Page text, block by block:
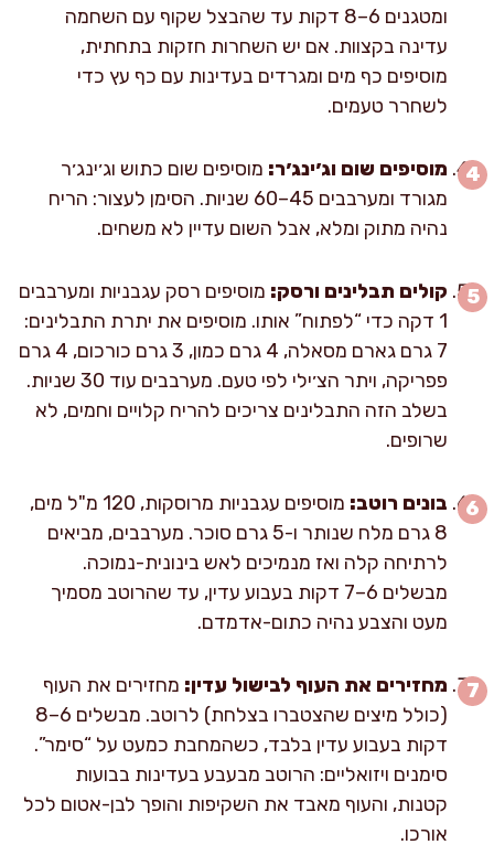
ומטגנים 6–8 דקות עד שהבצל שקוף עם השחמה
עדינה בקצוות. אם יש השחרות חזקות בתחתית,
מוסיפים כף מים ומגרדים בעדינות עם כף עץ כדי
לשחרר טעמים.
מוסיפים שום וג׳ינג׳ר: מוסיפים שום כתוש וג׳ינג׳ר
מגורד ומערבבים 45–60 שניות. הסימן לעצור: הריח
נהיה מתוק ומלא, אבל השום עדיין לא משחים.
קולים תבלינים ורסק: מוסיפים רסק עגבניות ומערבבים
1 דקה כדי “לפתוח” אותו. מוסיפים את יתרת התבלינים:
7 גרם גארם מסאלה, 4 גרם כמון, 3 גרם כורכום, 4 גרם
פפריקה, ויתר הצ׳ילי לפי טעם. מערבבים עוד 30 שניות.
בשלב הזה התבלינים צריכים להריח קלויים וחמים, לא
שרופים.
בונים רוטב:
מוסיפים עגבניות מרוסקות, 120 מ"ל מים,
8 גרם מלח שנותר ו-5 גרם סוכר. מערבבים, מביאים
לרתיחה קלה ואז מנמיכים לאש בינונית-נמוכה.
מבשלים 6–7 דקות בעבוע עדין, עד שהרוטב מסמיך
מעט והצבע נהיה כתום-אדמדם.
מחזירים את העוף לבישול עדין: מחזירים את העוף
(כולל מיצים שהצטברו בצלחת) לרוטב. מבשלים 6–8
דקות בעבוע עדין בלבד, כשהמחבת כמעט על “סימר”.
סימנים ויזואליים: הרוטב מבעבע בעדינות בבועות
קטנות, והעוף מאבד את השקיפות והופך לבן-אטום לכל
אורכו.